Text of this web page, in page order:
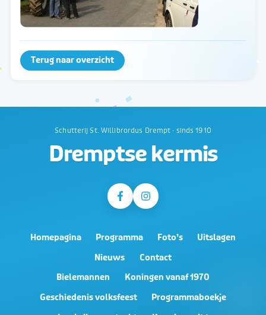
Terug naar overzicht
Schutterij St. Willibrordus Drempt · sinds 1910
Dremptse kermis
Homepagina Programma Foto’s
Uitslagen
Nieuws
Contact
Bielemannen
Koningen vanaf 1970
Geschiedenis volksfeest
Programmaboekje